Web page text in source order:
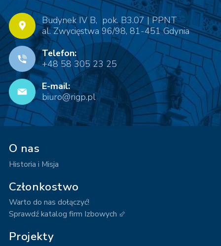
Budynek IV B, pok. B3.07 | PPNT
al. Zwycięstwa 96/98, 81-451 Gdynia
Telefon:
+48 58 305 23 25
E-mail:
biuro@rigp.pl
O nas
Historia i Misja
Członkostwo
Warto do nas dołączyć!
Sprawdź katalog firm Izbowych ⬃
Projekty